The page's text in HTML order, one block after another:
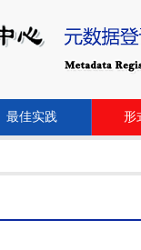
最佳实践 形